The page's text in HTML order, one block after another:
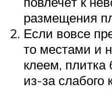
размещения
Если вовсе
то местами и
клеем, плитка
из-за слабого